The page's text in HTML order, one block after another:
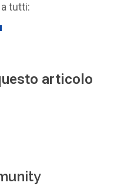
tutti:
articolo